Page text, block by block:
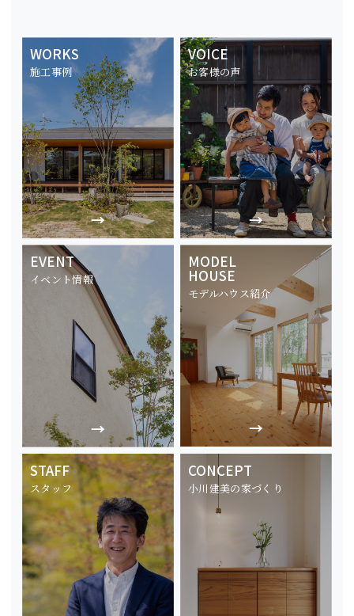
WORKS
施工事例
VOICE
お客様の声
EVENT
イベント情報
MODEL
HOUSE
モデルハウス紹介
STAFF
スタッフ
CONCEPT
小川建美の家づくり